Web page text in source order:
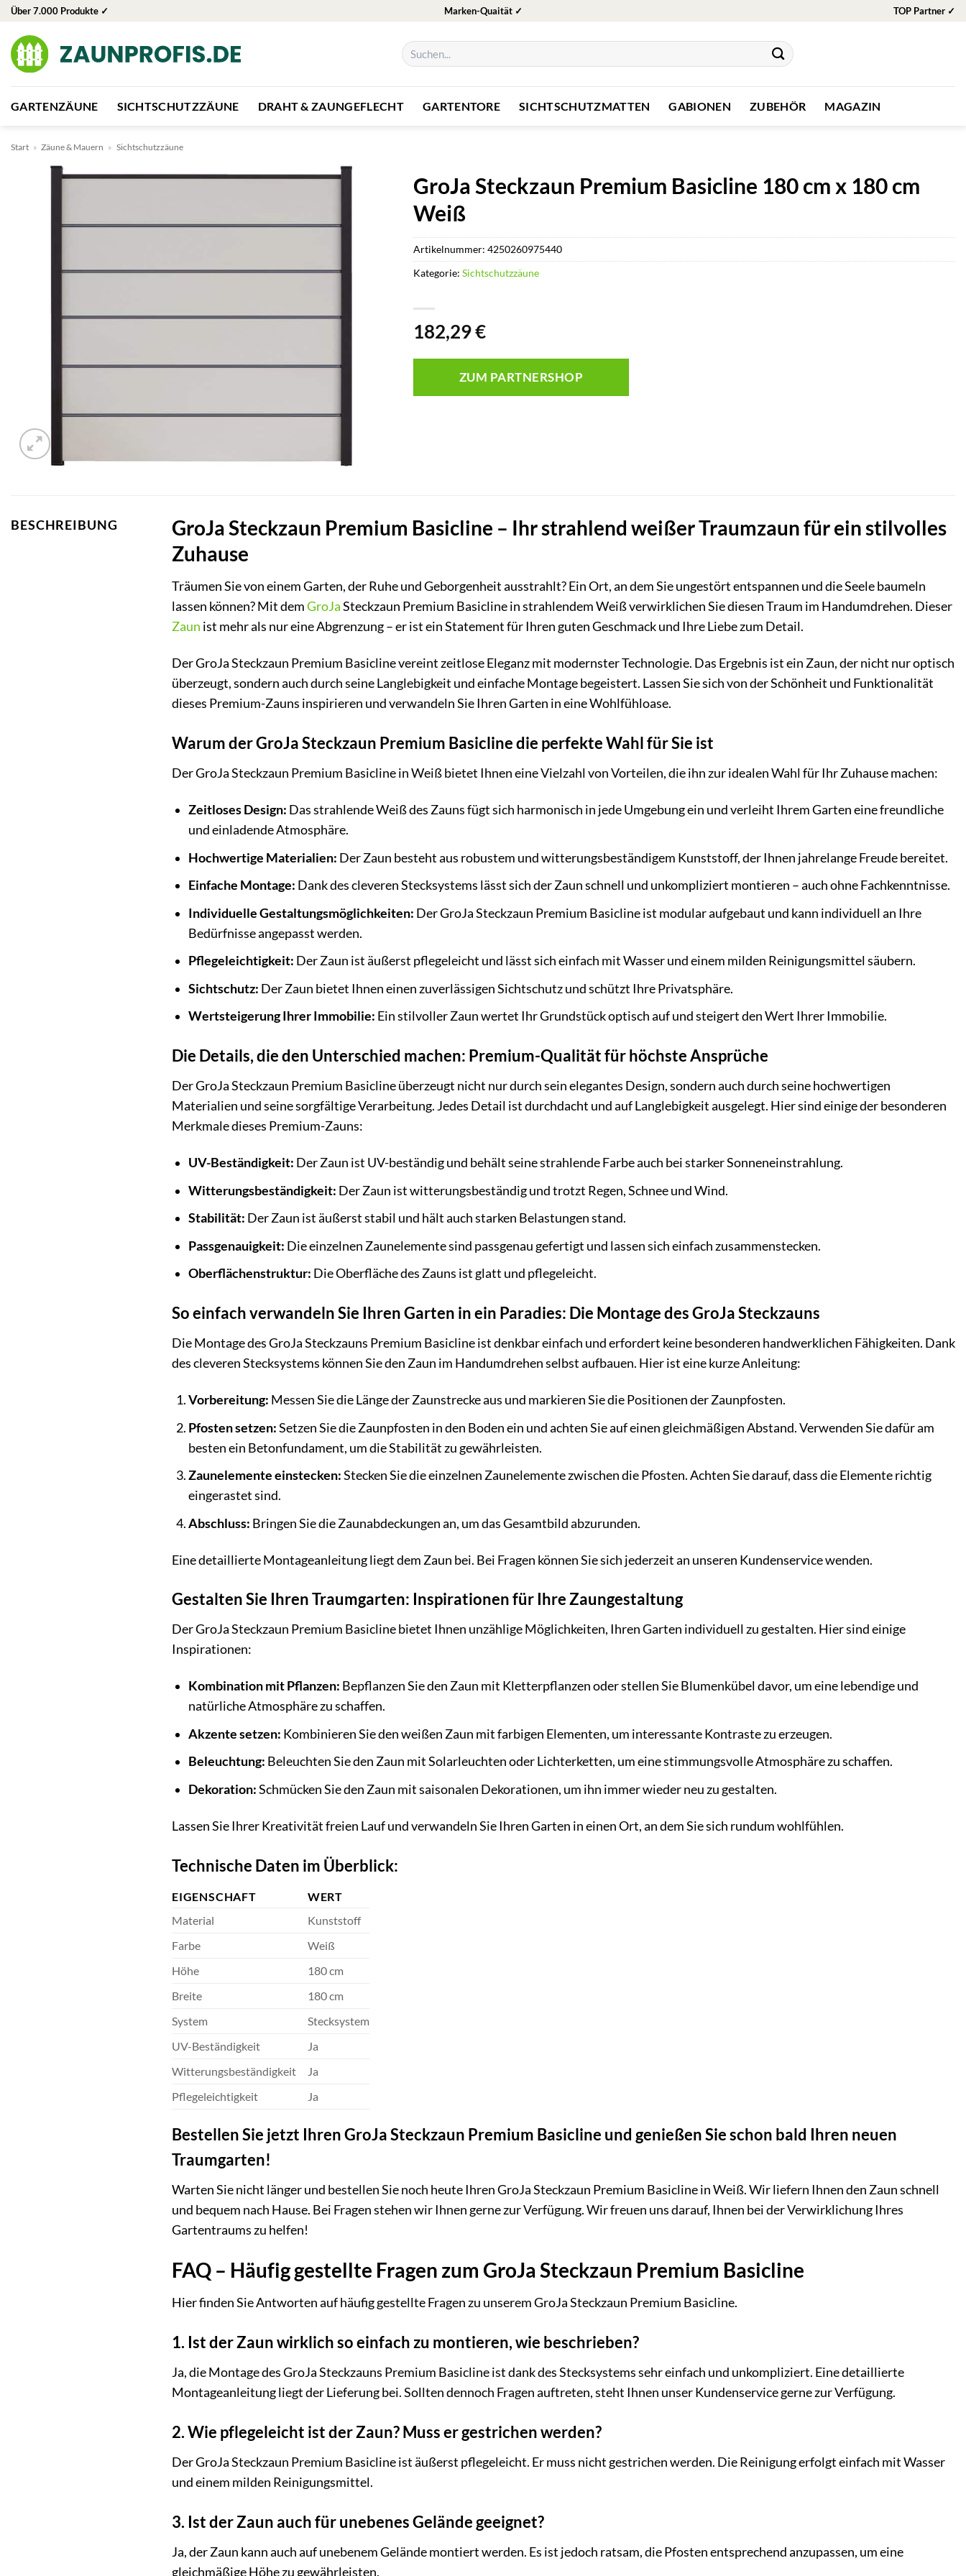
Zum
springen
Über 7.000 Produkte ✓ Marken-Quaität ✓ TOP Partner ✓
Suchen
nach:
GARTENZÄUNE SICHTSCHUTZZÄUNE DRAHT & ZAUNGEFLECHT GARTENTORE SICHTSCHUTZMATTEN GABIONEN ZUBEHÖR MAGAZIN
Start » Zäune & Mauern » Sichtschutzzäune
GroJa Steckzaun Premium Basicline 180 cm x 180 cm
Weiß
182,29€
ZUM PARTNERSHOP
Artikelnummer: 4250260975440
Kategorie: Sichtschutzzäune
BESCHREIBUNG
GroJa Steckzaun Premium Basicline – Ihr strahlend weißer Traumzaun für ein stilvolles
Zuhause
Träumen Sie von einem Garten, der Ruhe und Geborgenheit ausstrahlt? Ein Ort, an dem Sie ungestört entspannen und die Seele baumeln
lassen können? Mit demGroJaSteckzaun Premium Basicline in strahlendem Weiß verwirklichen Sie diesen Traum im Handumdrehen. Dieser
Zaun ist mehr als nur eine Abgrenzung – er ist ein Statement für Ihren guten Geschmack und Ihre Liebe zum Detail.
Der GroJa Steckzaun Premium Basicline vereint zeitlose Eleganz mit modernster Technologie. Das Ergebnis ist ein Zaun, der nicht nur optisch
überzeugt, sondern auch durch seine Langlebigkeit und einfache Montage begeistert. Lassen Sie sich von der Schönheit und Funktionalität
dieses Premium-Zauns inspirieren und verwandeln Sie Ihren Garten in eine Wohlfühloase.
Warum der GroJa Steckzaun Premium Basicline die perfekte Wahl für Sie ist
Der GroJa Steckzaun Premium Basicline in Weiß bietet Ihnen eine Vielzahl von Vorteilen, die ihn zur idealen Wahl für Ihr Zuhause machen:
Zeitloses Design: Das strahlende Weiß des Zauns fügt sich harmonisch in jede Umgebung ein und verleiht Ihrem Garten eine freundliche
und einladende Atmosphäre.
Hochwertige Materialien: Der Zaun besteht aus robustem und witterungsbeständigem Kunststoff, der Ihnen jahrelange Freude bereitet.
Einfache Montage: Dank des cleveren Stecksystems lässt sich der Zaun schnell und unkompliziert montieren – auch ohne Fachkenntnisse.
Individuelle Gestaltungsmöglichkeiten: Der GroJa Steckzaun Premium Basicline ist modular aufgebaut und kann individuell an Ihre
Bedürfnisse angepasst werden.
Pflegeleichtigkeit: Der Zaun ist äußerst pflegeleicht und lässt sich einfach mit Wasser und einem milden Reinigungsmittel säubern.
Sichtschutz: Der Zaun bietet Ihnen einen zuverlässigen Sichtschutz und schützt Ihre Privatsphäre.
Wertsteigerung Ihrer Immobilie: Ein stilvoller Zaun wertet Ihr Grundstück optisch auf und steigert den Wert Ihrer Immobilie.
Die Details, die den Unterschied machen: Premium-Qualität für höchste Ansprüche
Der GroJa Steckzaun Premium Basicline überzeugt nicht nur durch sein elegantes Design, sondern auch durch seine hochwertigen
Materialien und seine sorgfältige Verarbeitung. Jedes Detail ist durchdacht und auf Langlebigkeit ausgelegt. Hier sind einige der besonderen
Merkmale dieses Premium-Zauns:
UV-Beständigkeit: Der Zaun ist UV-beständig und behält seine strahlende Farbe auch bei starker Sonneneinstrahlung.
Witterungsbeständigkeit: Der Zaun ist witterungsbeständig und trotzt Regen, Schnee und Wind.
Stabilität: Der Zaun ist äußerst stabil und hält auch starken Belastungen stand.
Passgenauigkeit: Die einzelnen Zaunelemente sind passgenau gefertigt und lassen sich einfach zusammenstecken.
Oberflächenstruktur: Die Oberfläche des Zauns ist glatt und pflegeleicht.
So einfach verwandeln Sie Ihren Garten in ein Paradies: Die Montage des GroJa Steckzauns
Die Montage des GroJa Steckzauns Premium Basicline ist denkbar einfach und erfordert keine besonderen handwerklichen Fähigkeiten. Dank
des cleveren Stecksystems können Sie den Zaun im Handumdrehen selbst aufbauen. Hier ist eine kurze Anleitung:
Vorbereitung: Messen Sie die Länge der Zaunstrecke aus und markieren Sie die Positionen der Zaunpfosten.
Pfosten setzen:Setzen Sie die Zaunpfosten in den Boden ein und achten Sie auf einen gleichmäßigen Abstand. Verwenden Sie dafür am
besten ein Betonfundament, um die Stabilität zu gewährleisten.
Zaunelemente einstecken:Stecken Sie die einzelnen Zaunelemente zwischen die Pfosten. Achten Sie darauf, dass die Elemente richtig
eingerastet sind.
Abschluss: Bringen Sie die Zaunabdeckungen an, um das Gesamtbild abzurunden.
Eine detaillierte Montageanleitung liegt dem Zaun bei. Bei Fragen können Sie sich jederzeit an unseren Kundenservice wenden.
Gestalten Sie Ihren Traumgarten: Inspirationen für Ihre Zaungestaltung
Der GroJa Steckzaun Premium Basicline bietet Ihnen unzählige Möglichkeiten, Ihren Garten individuell zu gestalten. Hier sind einige
Inspirationen:
Kombination mit Pflanzen: Bepflanzen Sie den Zaun mit Kletterpflanzen oder stellen Sie Blumenkübel davor, um eine lebendige und
natürliche Atmosphäre zu schaffen.
Akzente setzen: Kombinieren Sie den weißen Zaun mit farbigen Elementen, um interessante Kontraste zu erzeugen.
Beleuchtung: Beleuchten Sie den Zaun mit Solarleuchten oder Lichterketten, um eine stimmungsvolle Atmosphäre zu schaffen.
Dekoration:Schmücken Sie den Zaun mit saisonalen Dekorationen, um ihn immer wieder neu zu gestalten.
Lassen Sie Ihrer Kreativität freien Lauf und verwandeln Sie Ihren Garten in einen Ort, an dem Sie sich rundum wohlfühlen.
Technische Daten im Überblick:
EIGENSCHAFT
WERT
Material
Kunststoff
Farbe
Weiß
Höhe
180 cm
Breite
180 cm
System
Stecksystem
UV-Beständigkeit
Ja
Witterungsbeständigkeit
Ja
Pflegeleichtigkeit
Ja
Bestellen Sie jetzt Ihren GroJa Steckzaun Premium Basicline und genießen Sie schon bald Ihren neuen
Traumgarten!
Warten Sie nicht länger und bestellen Sie noch heute Ihren GroJa Steckzaun Premium Basicline in Weiß. Wir liefern Ihnen den Zaun schnell
und bequem nach Hause. Bei Fragen stehen wir Ihnen gerne zur Verfügung. Wir freuen uns darauf, Ihnen bei der Verwirklichung Ihres
Gartentraums zu helfen!
FAQ – Häufig gestellte Fragen zum GroJa Steckzaun Premium Basicline
Hier finden Sie Antworten auf häufig gestellte Fragen zu unserem GroJa Steckzaun Premium Basicline.
1. Ist der Zaun wirklich so einfach zu montieren, wie beschrieben?
Ja, die Montage des GroJa Steckzauns Premium Basicline ist dank des Stecksystems sehr einfach und unkompliziert. Eine detaillierte
Montageanleitung liegt der Lieferung bei. Sollten dennoch Fragen auftreten, steht Ihnen unser Kundenservice gerne zur Verfügung.
2. Wie pflegeleicht ist der Zaun? Muss er gestrichen werden?
Der GroJa Steckzaun Premium Basicline ist äußerst pflegeleicht. Er muss nicht gestrichen werden. Die Reinigung erfolgt einfach mit Wasser
und einem milden Reinigungsmittel.
3. Ist der Zaun auch für unebenes Gelände geeignet?
Ja, der Zaun kann auch auf unebenem Gelände montiert werden. Es ist jedoch ratsam, die Pfosten entsprechend anzupassen, um eine
gleichmäßige Höhe zu gewährleisten.